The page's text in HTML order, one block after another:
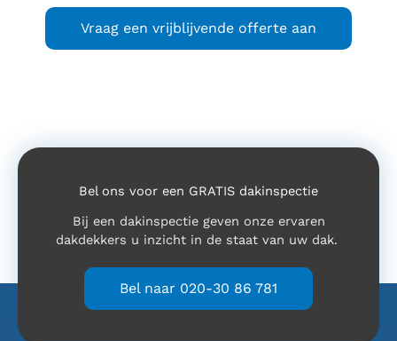
Vraag een vrijblijvende offerte aan
Bel ons voor een GRATIS dakinspectie
Bij een dakinspectie geven onze ervaren
dakdekkers u inzicht in de staat van uw dak.
Bel naar 020-30 86 781